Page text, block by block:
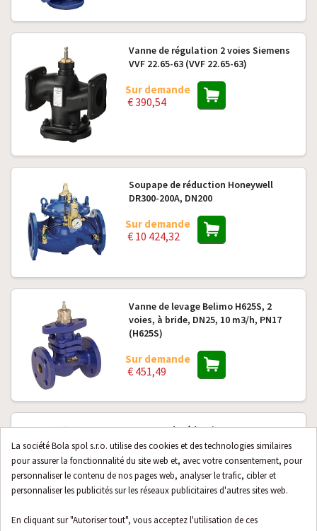
La société Bola spol s.r.o. utilise des cookies et des technologies similaires
pour assurer la fonctionnalité du site web et, avec votre consentement, pour
personnaliser le contenu de nos pages web, analyser le trafic, cibler et
personnaliser les publicités sur les réseaux publicitaires d'autres sites web.
En cliquant sur "Autoriser tout", vous acceptez l'utilisation de ces
Vanne de régulation 2 voies Siemens
VVF 22.65-63 (VVF 22.65-63)
Sur demande
€ 390,54
Soupape de réduction Honeywell
DR300-200A, DN200
Sur demande
€ 10 424,32
Vanne de levage Belimo H625S, 2
voies, à bride, DN25, 10 m3/h, PN17
(H625S)
Sur demande
€ 451,49
Soupape de réduction SYR 0312 DN
15 (0312.15.250)
Sur demande
€ 95,32